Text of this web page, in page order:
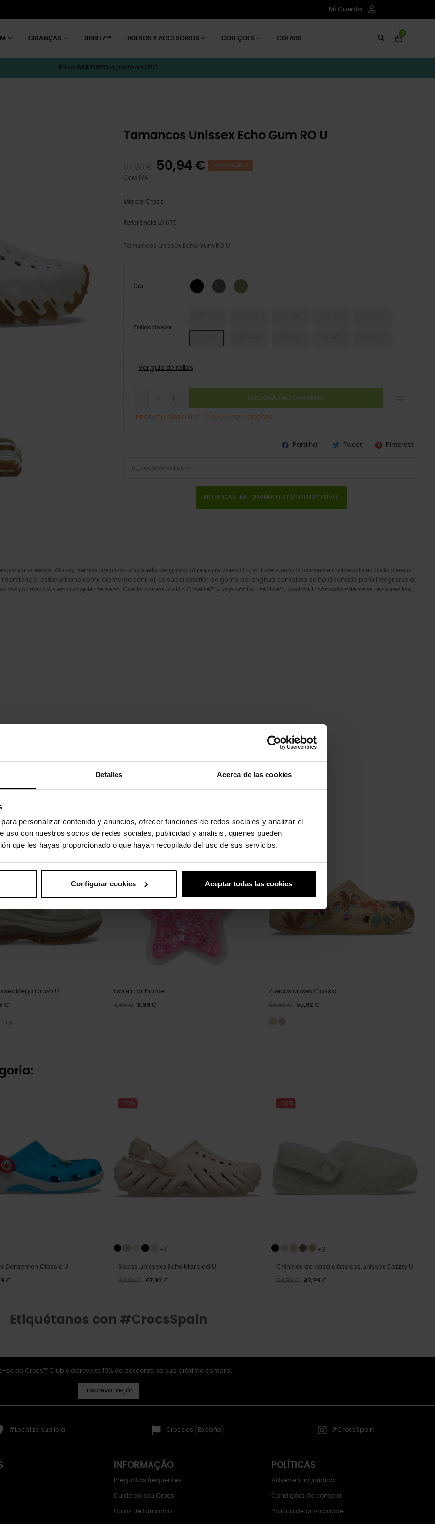
Detalles Acerca de las cookies
personalizar contenido y anuncios, ofrecer funciones de redes sociales y analizar el
uso con nuestros socios de redes sociales, publicidad y análisis, quienes pueden
que les hayas proporcionado o que hayan recopilado del uso de sus servicios.
Configurar cookies Aceptar todas las cookies
Mi Cuenta
CRIANÇAS JIBBITZ™ BOLSOS Y ACCESORIOS COLEÇOES COLABS
0
Envio GRATUITO a partir de 50€.
Tamancos Unissex Echo Gum RO U
50,94 € POUPE 33,96 €
Com IVA
Marca Crocs
Referência 211675
Tamancos unissex Echo Gum RO U
Cor BLACK Cinza ArdósiaExército Verde
Tallas Unisex
Ver guía de tallas
ADICIONAR AO CARRINHO
PRODUTO DISPONÍVEL COM VÁRIAS OPÇÕES
Partilhar Tweet Pinterest
NOTIFICAR-ME QUANDO ESTIVER DISPONÍVEL
al estilo. Ahora, hemos añadido una suela de goma al popular zueco Echo. Este zueco totalmente moldeado es todo menos
el estilo urbano como elemento central. La suela exterior de goma de longitud completa se ha diseñado para integrarse a
mayor tracción en cualquier terreno. Con la construcción Croslite™ y la plantilla LiteRide™, podrás ir cómodo mientras recorres las
innovadora.
também compraram:
Mega Crush U
€
+9
-20%
Estrela brilhante
4,99 € 3,99 €
Zuecos unisex Classic...
69,90 € 55,92 €
Doraemon Classic U
€
-20%
+1
Socas unissexo Echo Marbled U
84,90 € 67,92 €
-20%
+3
Chinelos de casa clássicos unissex Cozzzy U
54,99 € 43,99 €
Etiquétanos con #CrocsSpain
se ao Crocs™ Club e aproveite 10% de desconto na sua próxima compra.
Inscreva-se já!
#Localize sua loja Crocs.es (España) #CrocsSpain
INFORMAÇÃO
Preguntas frequentes
Cuide do seu Crocs
Guias de tamanho
POLÍTICAS
Advertência jurídica
Condições de compra
Política de privacidade